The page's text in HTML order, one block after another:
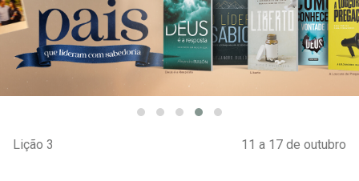
Lição 3 11 a 17 de outubro